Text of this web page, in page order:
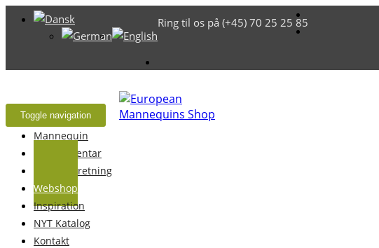
Ring til os på (+45) 70 25 25 85
Toggle navigation
Mannequin
Butiksinventar
Butiksindretning
Webshop
Inspiration
NYT Katalog
Kontakt